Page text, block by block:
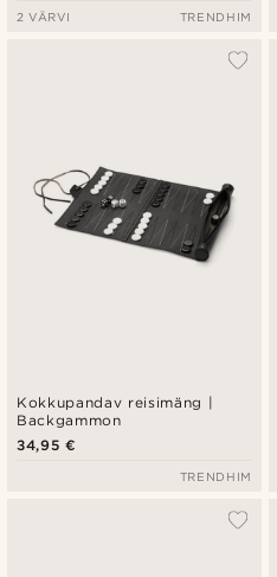
2 VÄRVI TRENDHIM
Kokkupandav reisimäng |
Backgammon
34,95 €
TRENDHIM